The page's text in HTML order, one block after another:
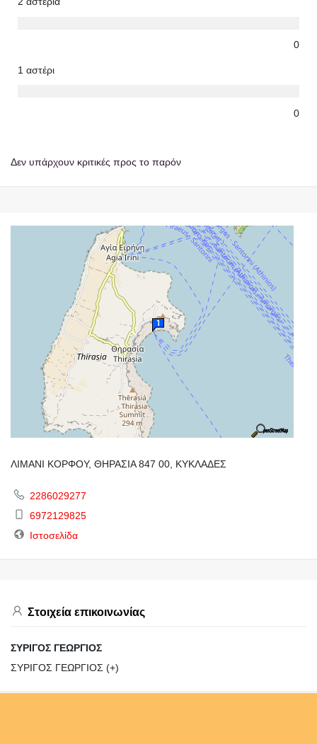
0
1 αστέρι
0
Δεν υπάρχουν κριτικές προς το παρόν
ΛΙΜΑΝΙ ΚΟΡΦΟΥ, ΘΗΡΑΣΙΑ 847 00, ΚΥΚΛΑΔΕΣ
2286029277
6972129825
Ιστοσελίδα
Στοιχεία επικοινωνίας
ΣΥΡΙΓΟΣ ΓΕΩΡΓΙΟΣ
ΣΥΡΙΓΟΣ ΓΕΩΡΓΙΟΣ (+)